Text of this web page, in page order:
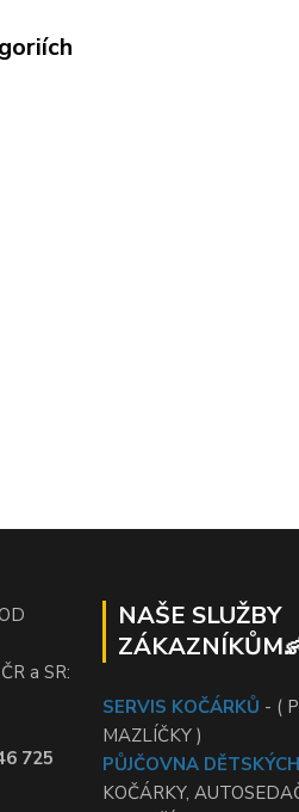
a SR:
725
NAŠE SLUŽBY
SERVIS KOČÁRKŮ - (
MAZLÍČKY )
PŮJČOVNA
KOČÁRKY,